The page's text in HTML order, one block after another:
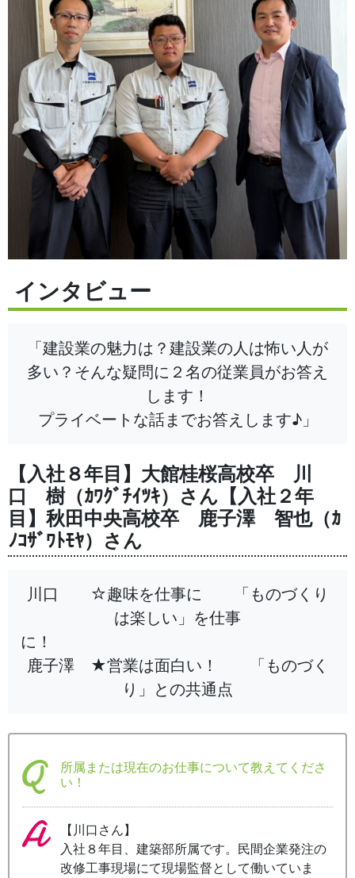
インタビュー
「建設業の魅力は？建設業の人は怖い人が
多い？そんな疑問に２名の従業員がお答え
します！
プライベートな話までお答えします♪」
【入社８年目】大館桂桜高校卒 川
口 樹（ｶﾜｸﾞﾁｲﾂｷ）さん【入社２年
目】秋田中央高校卒 鹿子澤 智也（ｶ
ﾉｺｻﾞﾜﾄﾓﾔ）さん
川口 ☆趣味を仕事に 「ものづくり
は楽しい」を仕事
に！
鹿子澤 ★営業は面白い！ 「ものづく
り」との共通点
所属または現在のお仕事について教えてくださ
い！
【川口さん】
入社８年目、建築部所属です。民間企業発注の
改修工事現場にて現場監督として働いていま